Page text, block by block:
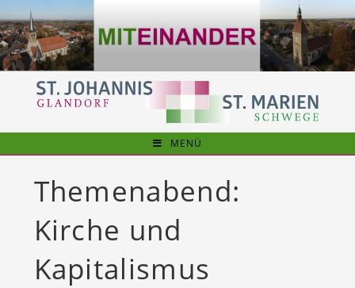
Inhalt
springen
MENÜ
Themenabend:
Kirche und
Kapitalismus